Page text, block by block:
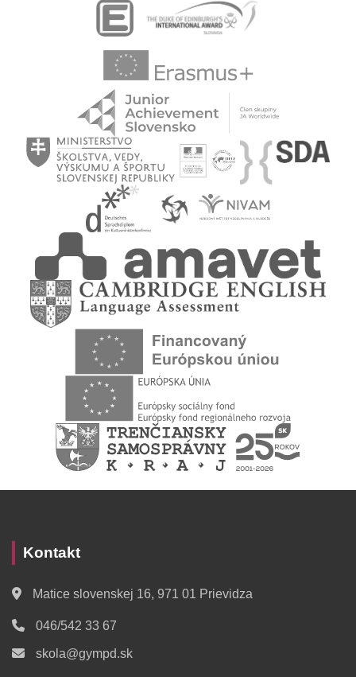
Kontakt
Matice slovenskej 16, 971 01 Prievidza
046/542 33 67
skola@gympd.sk